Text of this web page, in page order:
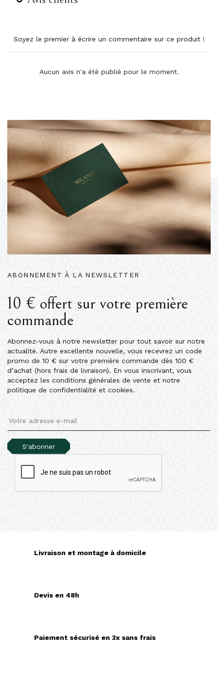
Soyez le premier à écrire un commentaire sur ce produit !
Aucun avis n'a été publié pour le moment.
ABONNEMENT À LA NEWSLETTER
10 € offert sur votre première
commande
Abonnez-vous à notre newsletter pour tout savoir sur notre
actualité. Autre excellente nouvelle, vous recevrez un code
promo de 10 € sur votre première commande dès 100 €
d’achat (hors frais de livraison). En vous inscrivant, vous
acceptez les conditions générales de vente et notre
politique de confidentialité et cookies.
S'abonner
Livraison et montage à domicile
Devis en 48h
Paiement sécurisé en 3x sans frais